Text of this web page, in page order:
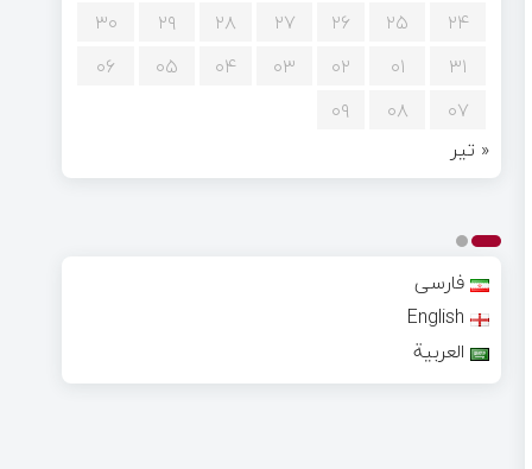
۲۴
۲۵ ۲۶ ۲۷ ۲۸ ۲۹
۳۰
۳۱
۰۱ ۰۲ ۰۳ ۰۴ ۰۵
۰۶
۰۷
۰۸
۰۹
« تیر
فارسی
English
العربية